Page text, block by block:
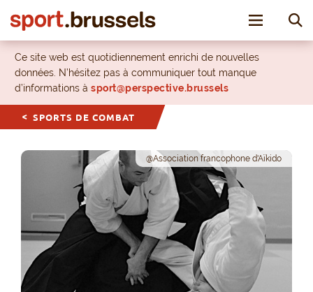
Toggle
Ce site web est quotidiennement enrichi de nouvelles
données. N’hésitez pas à communiquer tout manque
d’informations à sport@perspective.brussels
SPORTS DE COMBAT
@Association francophone d'Aïkido